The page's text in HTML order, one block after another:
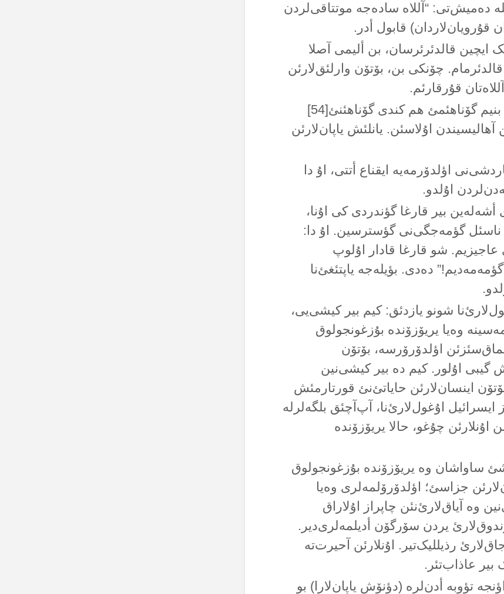
دەمیش‌تی: “آللاە سادەجە موتتاقی‌لردن
قۇرویان‌لاردان) قابول أدر.
ایچین قالدئرئرسان، بن ألیمی آصلا
چۆنکی بن، بۆتۆن وارلئق‌لارئن
قۇرقارئم.
ایستەریم کی سن، هم بنیم گۆناهئمئ هم کندی گۆناهئنئ[54]
اۇلاسئن. یانلئش یاپان‌لارئن
اؤلدۆرمەیە ایقناع أتتی، اۇ دا
اۇلدو.
أشەلەین بیر قارغا گؤندردی کی اۇنا،
گؤمەجگی‌نی گؤسترسین. اۇ دا:
عاجیزیم. شو قارغا قادار اۇلوپ
دەدی. بؤیلەجە یاپتئغئ‌نا
شونو یازدئق: کیم بیر کیشی‌یی،
وەیا یریۆزۆندە بۇزغونجولوق
اؤلدۆرۆرسە، بۆتۆن
گیبی اۇلور. کیم دە بیر کیشی‌نین
اینسان‌لارئن حایاتئ‌نئ قورتارمئش
ایسرائیل اۇغول‌لارئ‌نا، آپ‌آچئق بلگەلرلە
چۇغو، حالا یریۆزۆندە
ساواشان وە یریۆزۆندە بۇزغونجولوق
جزاسئ؛ اؤلدۆرۆلمەلری وەیا
وە آیاق‌لارئ‌نئن چاپراز اۇلاراق
یردن سۆرگۆن أدیلمەلری‌دیر.
رذیللیک‌تیر. اۇنلارئن آحیرت‌تە
بیر عاذاب‌تئر.
اؤنجە تؤوبە أدن‌لرە (دؤنۆش یاپان‌لارا) بو